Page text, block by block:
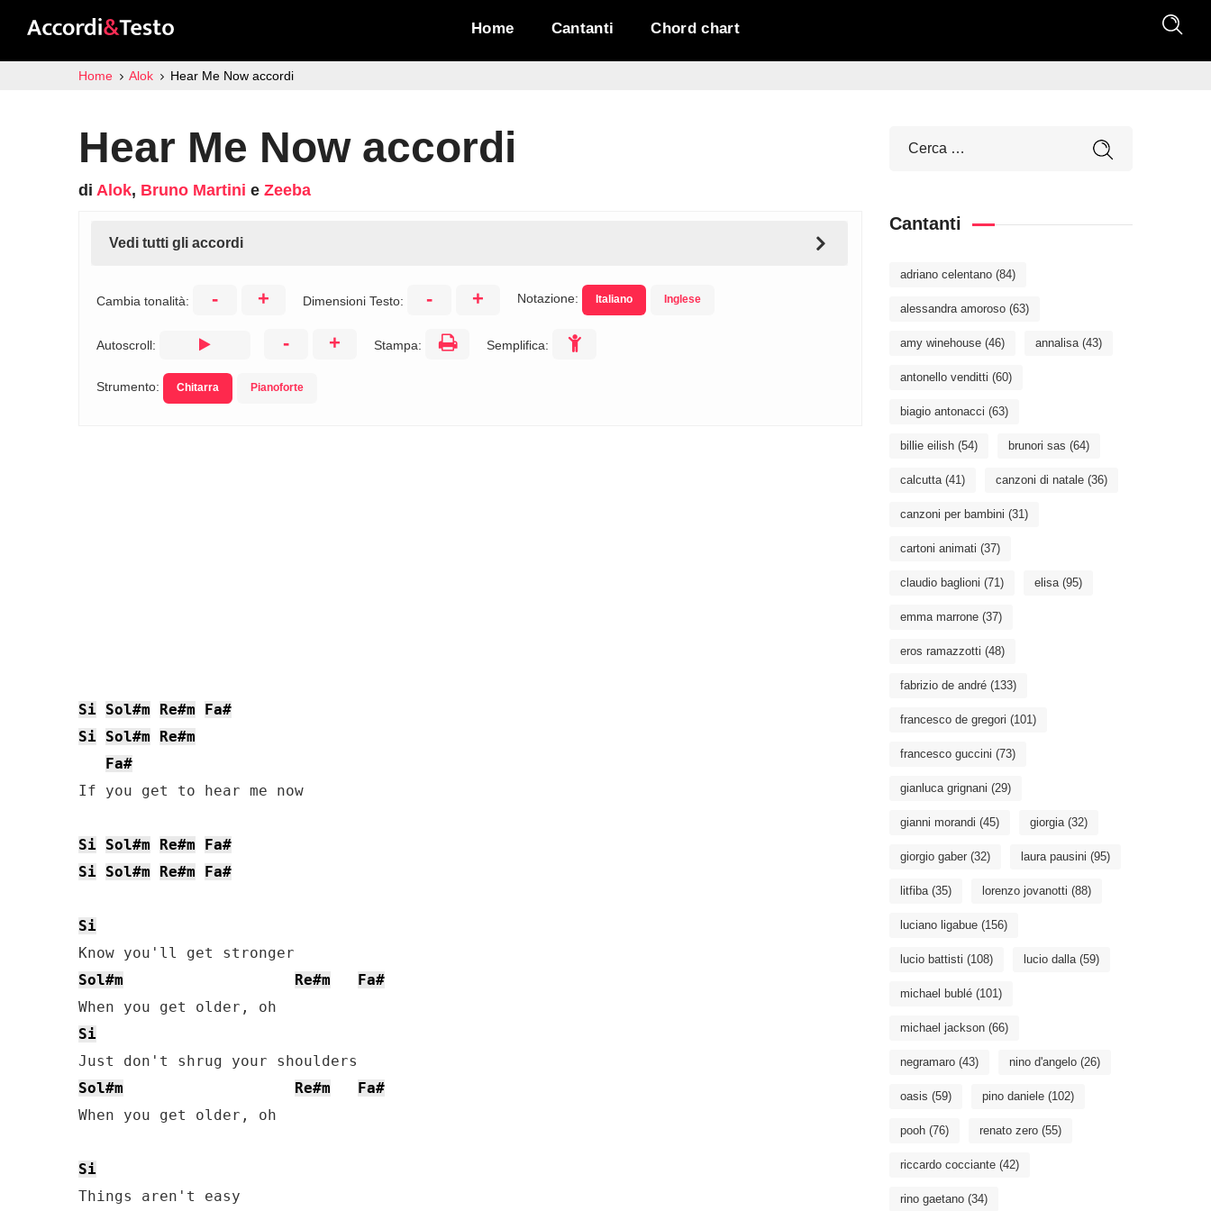
Home Cantanti Chord chart
Home Alok Hear Me Now accordi
Hear Me Now accordi
di Alok, Bruno Martini e Zeeba
Vedi tutti gli accordi
Cambia tonalità: - + Dimensioni Testo: - + Notazione: Italiano Inglese
Autoscroll: - + Stampa: Semplifica:
Strumento: Chitarra Pianoforte
Si Sol#m Re#m
Fa#
Si Sol#m
Re#m
Fa#
If you get to hear me now
Si Sol#m Re#m
Fa#
Si Sol#m Re#m Fa#
Si
Sol#m
Re#m
Fa#
Si
Sol#m
Re#m
Fa#
When you get older, oh
Si
Cantanti
adriano celentano (84)
alessandra amoroso (63)
amy winehouse (46) annalisa(43)
antonello venditti (60)
biagio antonacci (63)
billie eilish (54) brunori sas (64)
calcutta(41) canzoni di natale (36)
canzoni per bambini (31)
cartoni animati (37)
claudio baglioni (71) elisa(95)
emma marrone (37)
eros ramazzotti (48)
fabrizio de andré (133)
francesco de gregori (101)
francesco guccini (73)
gianluca grignani (29)
gianni morandi (45) giorgia(32)
giorgio gaber (32) laura pausini (95)
litfiba(35) lorenzo jovanotti (88)
luciano ligabue (156)
lucio battisti (108) lucio dalla(59)
michael bublé (101)
michael jackson (66)
negramaro (43) nino d'angelo (26)
oasis (59) pino daniele (102)
pooh (76) renato zero (55)
riccardo cocciante (42)
rino gaetano (34)